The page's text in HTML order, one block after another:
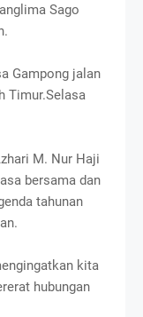
Sago
Gampong jalan
Timur.Selasa
M. Nur Haji
bersama dan
tahunan
kita
hubungan